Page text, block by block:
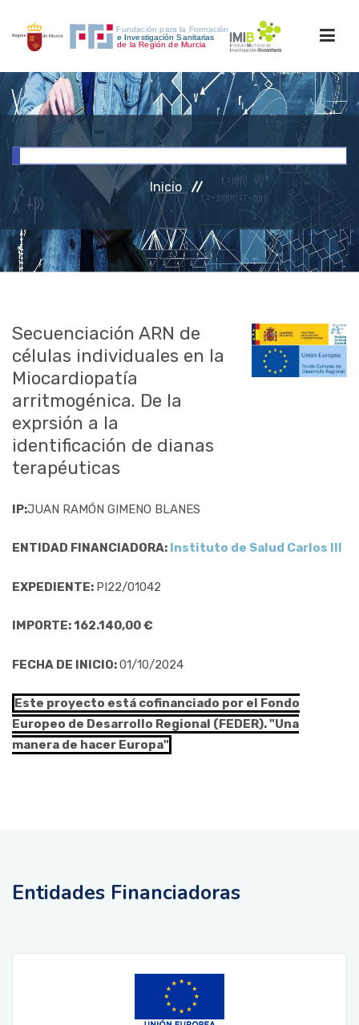
INICIO
INVESTIGACIÓN
RRHH
ACCESO PERSONAL
Inicio
Secuenciación ARN de
células individuales en la
Miocardiopatía
arritmogénica. De la
exprsión a la
identificación de dianas
terapéuticas
IP:JUAN RAMÓN GIMENO BLANES
ENTIDAD FINANCIADORA: Instituto de Salud Carlos III
EXPEDIENTE: PI22/01042
IMPORTE: 162.140,00 €
FECHA DE INICIO:01/10/2024
Este proyecto está cofinanciado por el Fondo
Europeo de Desarrollo Regional (FEDER). "Una
manera de hacer Europa"
Entidades Financiadoras